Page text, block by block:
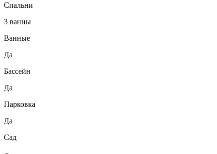
Спальни
3 ванны
Ванные
Да
Бассейн
Да
Парковка
Да
Сад